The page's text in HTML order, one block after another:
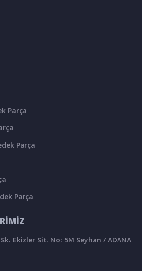
Parça
Parça
Parça
Ekizler Sit. No: 5M Seyhan / ADANA